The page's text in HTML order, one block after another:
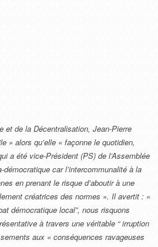
et de la Décentralisation, Jean-Pierre
» alors qu’elle « façonne le quotidien,
a été vice-Président (PS) de l’Assemblée
car l’intercommunalité à la
en prenant le risque d’aboutir à une
créatrices des normes ». Il avertit : «
démocratique local”, nous risquons
à travers une véritable “ irruption
aux « conséquences ravageuses